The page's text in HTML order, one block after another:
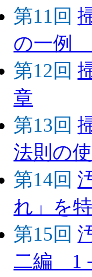
第11回
の一
第12回
章
第13回
法則の
第14回
れ」を
第15回
二編 1